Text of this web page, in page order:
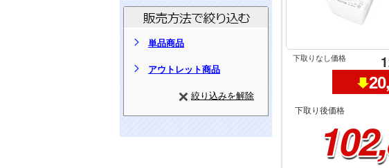
単品商品
アウトレット商品
絞り込みを解除
下取りなし価格
下取り後価格